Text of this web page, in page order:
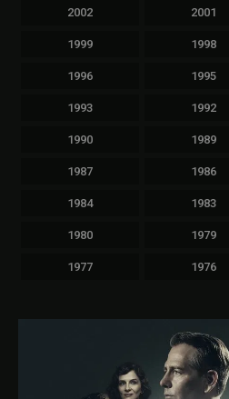
2002 2001
1999 1998
1996 1995
1993 1992
1990 1989
1987 1986
1984 1983
1980 1979
1977 1976